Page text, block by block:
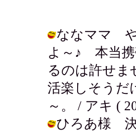
ななママ
よ～♪ 本当携
るのは許せま
活楽しそうだ
～。 / アキ (
ひろあ様 決